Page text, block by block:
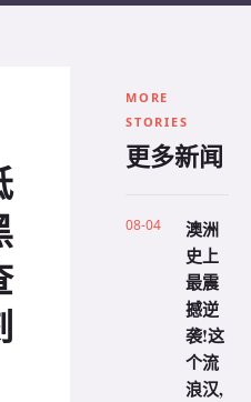
MORE
STORIES
更多新闻
08-04
澳洲
史上
最震
撼逆
袭!这
个流
浪汉,